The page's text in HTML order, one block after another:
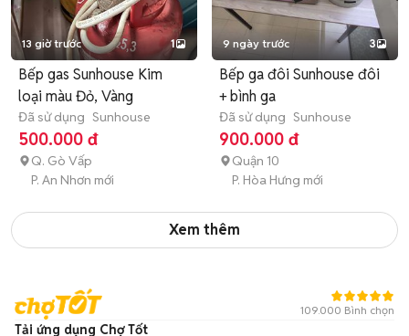
13 giờ trước 1
Bếp gas Sunhouse Kim
loại màu Đỏ, Vàng
Đã sử dụng Sunhouse
500.000 đ
Q. Gò Vấp
P. An Nhơn mới
9 ngày trước 3
Bếp ga đôi Sunhouse đôi
+ bình ga
Đã sử dụng Sunhouse
900.000 đ
Quận 10
P. Hòa Hưng mới
Xem thêm
109.000 Bình chọn
Tải ứng dụng Chợ Tốt